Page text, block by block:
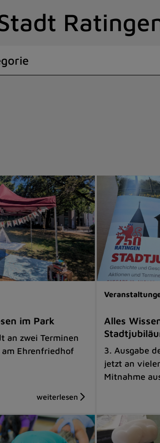
im Park
an zwei Terminen
Ehrenfriedhof
Alles
3. Ausgabe
jetzt an
Mitnahme